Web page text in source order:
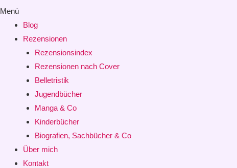
Menü
Blog
Rezensionen
Rezensionsindex
Rezensionen nach Cover
Belletristik
Jugendbücher
Manga & Co
Kinderbücher
Biografien, Sachbücher & Co
Über mich
Kontakt